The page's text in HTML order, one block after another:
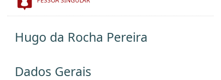
Hugo da Rocha Pereira
Dados Gerais